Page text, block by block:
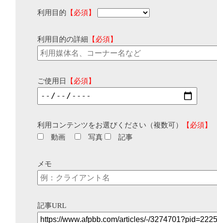
利用目的 【必須】
利用目的の詳細 【必須】
ご使用日 【必須】
利用コンテンツをお選びください（複数可）
【必須】
動画
写真 記事
メモ
記事URL